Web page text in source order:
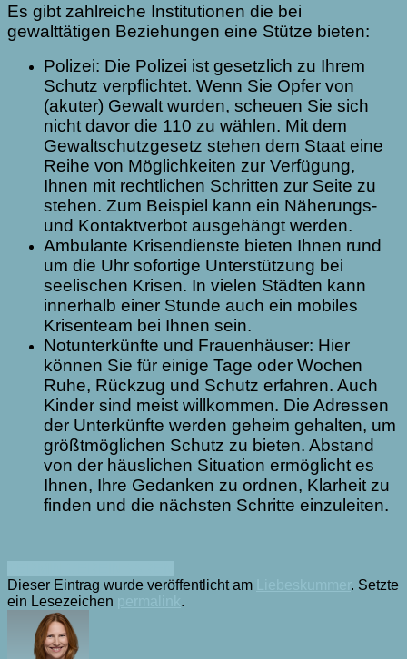
Es gibt zahlreiche Institutionen die bei
gewalttätigen Beziehungen eine Stütze bieten:
Polizei: Die Polizei ist gesetzlich zu Ihrem
Schutz verpflichtet. Wenn Sie Opfer von
(akuter) Gewalt wurden, scheuen Sie sich
nicht davor die 110 zu wählen. Mit dem
Gewaltschutzgesetz stehen dem Staat eine
Reihe von Möglichkeiten zur Verfügung,
Ihnen mit rechtlichen Schritten zur Seite zu
stehen. Zum Beispiel kann ein Näherungs-
und Kontaktverbot ausgehängt werden.
Ambulante Krisendienste bieten Ihnen rund
um die Uhr sofortige Unterstützung bei
seelischen Krisen. In vielen Städten kann
innerhalb einer Stunde auch ein mobiles
Krisenteam bei Ihnen sein.
Notunterkünfte und Frauenhäuser: Hier
können Sie für einige Tage oder Wochen
Ruhe, Rückzug und Schutz erfahren. Auch
Kinder sind meist willkommen. Die Adressen
der Unterkünfte werden geheim gehalten, um
größtmöglichen Schutz zu bieten. Abstand
von der häuslichen Situation ermöglicht es
Ihnen, Ihre Gedanken zu ordnen, Klarheit zu
finden und die nächsten Schritte einzuleiten.
Dieser Eintrag wurde veröffentlicht am
. Setzte
ein Lesezeichen
.